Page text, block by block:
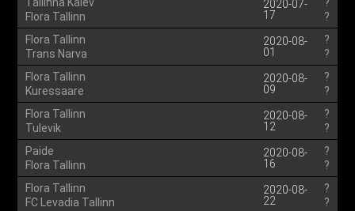
Flora Tallinn
2020-07-
17
?
Flora Tallinn
Trans Narva
2020-08-
01
?
?
Flora Tallinn
Kuressaare
2020-08-
09
?
?
Flora Tallinn
Tulevik
2020-08-
12
?
?
Paide
Flora Tallinn
2020-08-
16
?
?
Flora Tallinn
FC Levadia Tallinn
2020-08-
22
?
?